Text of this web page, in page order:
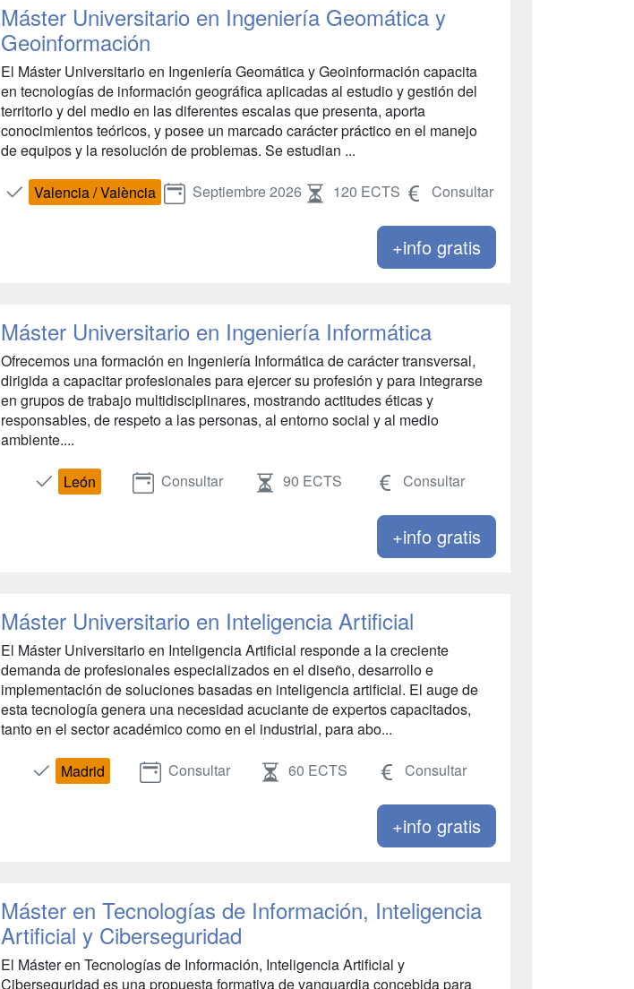
Máster Universitario en Ingeniería Geomática y
Geoinformación
El Máster Universitario en Ingeniería Geomática y Geoinformación capacita
en tecnologías de información geográfica aplicadas al estudio y gestión del
territorio y del medio en las diferentes escalas que presenta, aporta
conocimientos teóricos, y posee un marcado carácter práctico en el manejo
de equipos y la resolución de problemas. Se estudian ...
Valencia / València Septiembre 2026 120 ECTS Consultar
+info gratis
Máster Universitario en Ingeniería Informática
Ofrecemos una formación en Ingeniería Informática de carácter transversal,
dirigida a capacitar profesionales para ejercer su profesión y para integrarse
en grupos de trabajo multidisciplinares, mostrando actitudes éticas y
responsables, de respeto a las personas, al entorno social y al medio
ambiente....
León Consultar 90 ECTS Consultar
+info gratis
Máster Universitario en Inteligencia Artificial
El Máster Universitario en Inteligencia Artificial responde a la creciente
demanda de profesionales especializados en el diseño, desarrollo e
implementación de soluciones basadas en inteligencia artificial. El auge de
esta tecnología genera una necesidad acuciante de expertos capacitados,
tanto en el sector académico como en el industrial, para abo...
Madrid Consultar 60 ECTS Consultar
+info gratis
Máster en Tecnologías de Información, Inteligencia
Artificial y Ciberseguridad
El Máster en Tecnologías de Información, Inteligencia Artificial y
Ciberseguridad es una propuesta formativa de vanguardia concebida para